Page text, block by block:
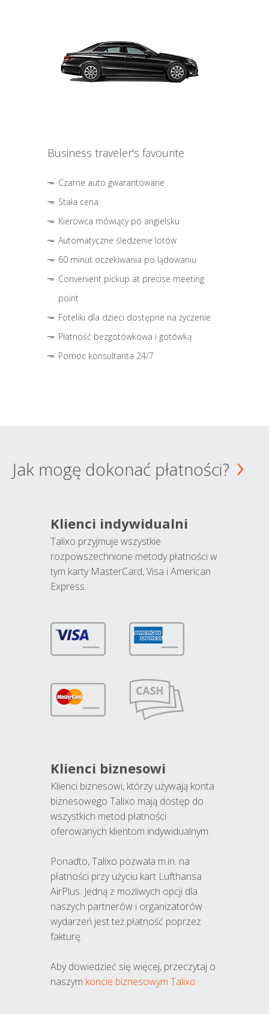
Business traveler's favourite
Czarne auto gwarantowane
Stała cena
Kierowca mówiący po angielsku
Automatyczne śledzenie lotów
60 minut oczekiwania po lądowaniu
Convenient pickup at precise meeting
point
Foteliki dla dzieci dostępne na życzenie
Płatność bezgotówkowa i gotówką
Pomoc konsultanta 24/7
Jak mogę dokonać płatności?
Klienci indywidualni
Talixo przyjmuje wszystkie
rozpowszechnione metody płatności w
tym karty MasterCard, Visa i American
Express.
Klienci biznesowi
Klienci biznesowi, którzy używają konta
biznesowego Talixo mają dostęp do
wszystkich metod płatności
oferowanych klientom indywidualnym.
Ponadto, Talixo pozwala m.in. na
płatności przy użyciu kart Lufthansa
AirPlus. Jedną z możliwych opcji dla
naszych partnerów i organizatorów
wydarzeń jest też płatność poprzez
fakturę.
Aby dowiedzieć się więcej, przeczytaj o
naszym koncie biznesowym Talixo